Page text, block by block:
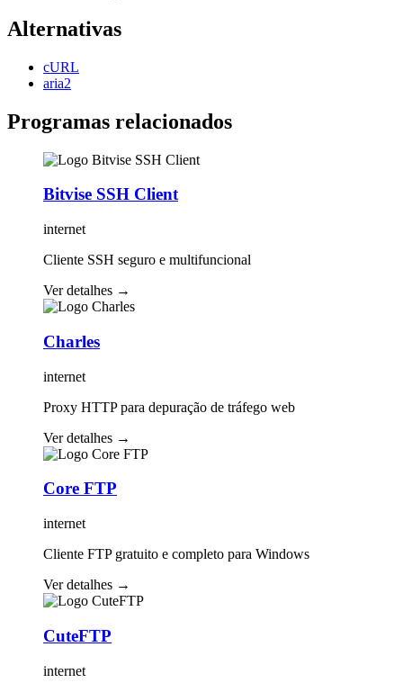
Alternativas
cURL
aria2
Programas relacionados
Bitvise SSH Client
internet
Cliente SSH seguro e multifuncional
Ver detalhes →
Charles
internet
Proxy HTTP para depuração de tráfego web
Ver detalhes →
Core FTP
internet
Cliente FTP gratuito e completo para Windows
Ver detalhes →
CuteFTP
internet